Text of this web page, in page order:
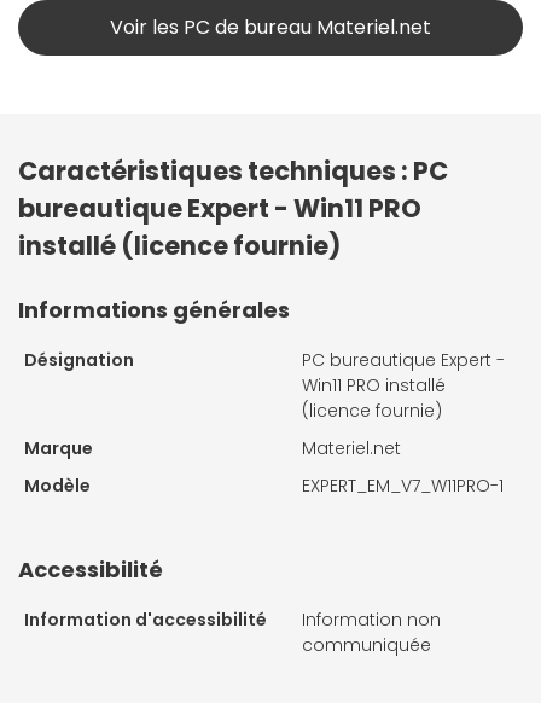
Voir les PC de bureau Materiel.net
Caractéristiques techniques : PC
bureautique Expert - Win11 PRO
installé (licence fournie)
Informations générales
Désignation
PC bureautique Expert -
Win11 PRO installé
(licence fournie)
Marque
Materiel.net
Modèle
EXPERT_EM_V7_W11PRO-1
Accessibilité
Information d'accessibilité
Information non
communiquée